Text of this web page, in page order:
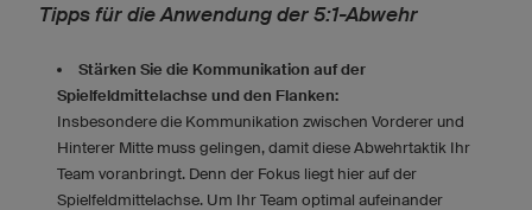
Tipps für die Anwendung der 5:1-Abwehr
Stärken Sie die Kommunikation auf der
Spielfeldmittelachse und den Flanken:
Insbesondere die Kommunikation zwischen Vorderer und
Hinterer Mitte muss gelingen, damit diese Abwehrtaktik Ihr
Team voranbringt. Denn der Fokus liegt hier auf der
Spielfeldmittelachse. Um Ihr Team optimal aufeinander